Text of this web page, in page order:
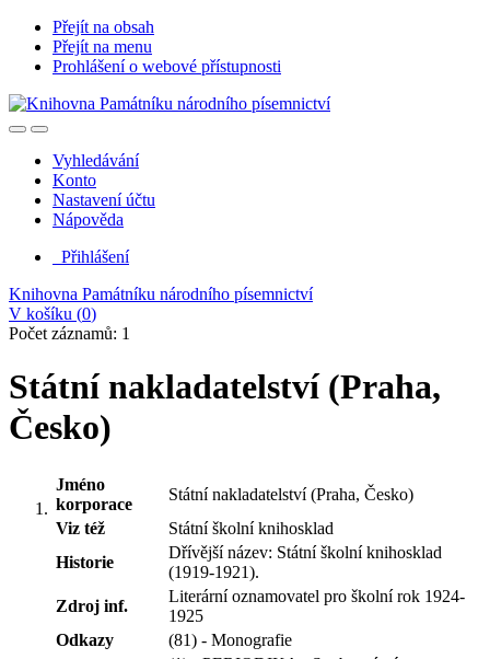
Přejít na obsah
Přejít na menu
Prohlášení o webové přístupnosti
Vyhledávání
Konto
Nastavení účtu
Nápověda
Přihlášení
Knihovna Památníku národního písemnictví
V košíku (0)
Počet záznamů: 1
Státní nakladatelství (Praha,
Česko)
Jméno
korporace
Státní nakladatelství (Praha, Česko)
Viz též
Státní školní knihosklad
Historie
Dřívější název: Státní školní knihosklad
(1919-1921).
Zdroj inf.
Literární oznamovatel pro školní rok 1924-
1925
Odkazy
(81) - Monografie